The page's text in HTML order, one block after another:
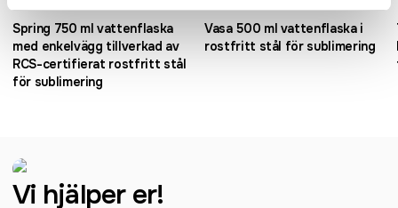
Spring 750 ml vattenflaska
med enkelvägg tillverkad av
RCS-certifierat rostfritt stål
för sublimering
Vasa 500 ml vattenflaska i
rostfritt stål för sublimering
Vi hjälper er!